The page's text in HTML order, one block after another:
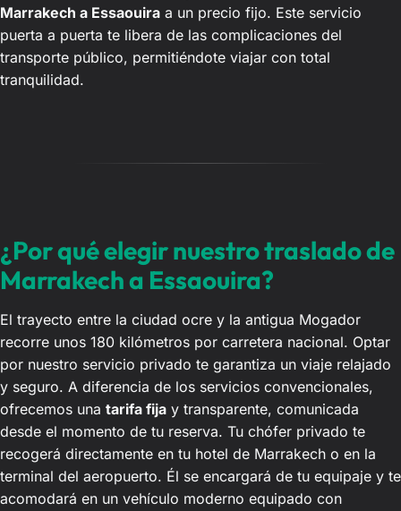
Marrakech a Essaouira a un precio fijo. Este servicio
puerta a puerta te libera de las complicaciones del
transporte público, permitiéndote viajar con total
tranquilidad.
¿Por qué elegir nuestro traslado de
Marrakech a Essaouira?
El trayecto entre la ciudad ocre y la antigua Mogador
recorre unos 180 kilómetros por carretera nacional. Optar
por nuestro servicio privado te garantiza un viaje relajado
y seguro. A diferencia de los servicios convencionales,
ofrecemos una tarifa fija y transparente, comunicada
desde el momento de tu reserva. Tu chófer privado te
recogerá directamente en tu hotel de Marrakech o en la
terminal del aeropuerto. Él se encargará de tu equipaje y te
acomodará en un vehículo moderno equipado con